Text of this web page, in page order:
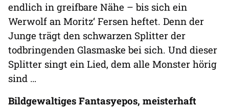
endlich in greifbare Nähe – bis sich ein
Werwolf an Moritz‘ Fersen heftet. Denn der
Junge trägt den schwarzen Splitter der
todbringenden Glasmaske bei sich. Und dieser
Splitter singt ein Lied, dem alle Monster hörig
sind …
Bildgewaltiges Fantasyepos, meisterhaft